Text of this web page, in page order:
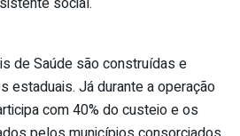
de Saúde são construídas e
estaduais. Já durante a operação
com 40% do custeio e os